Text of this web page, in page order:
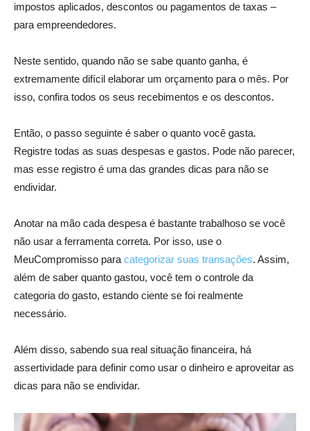
impostos aplicados, descontos ou pagamentos de taxas –
para empreendedores.
Neste sentido, quando não se sabe quanto ganha, é
extremamente difícil elaborar um orçamento para o mês. Por
isso, confira todos os seus recebimentos e os descontos.
Então, o passo seguinte é saber o quanto você gasta.
Registre todas as suas despesas e gastos. Pode não parecer,
mas esse registro é uma das grandes dicas para não se
endividar.
Anotar na mão cada despesa é bastante trabalhoso se você
não usar a ferramenta correta. Por isso, use o
MeuCompromisso paracategorizar suas transações. Assim,
além de saber quanto gastou, você tem o controle da
categoria do gasto, estando ciente se foi realmente
necessário.
Além disso, sabendo sua real situação financeira, há
assertividade para definir como usar o dinheiro e aproveitar as
dicas para não se endividar.